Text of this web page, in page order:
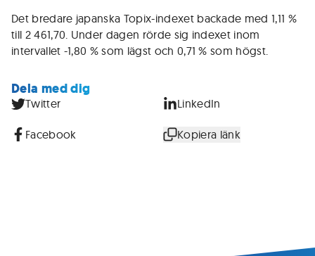
Det bredare japanska Topix-indexet backade med 1,11 %
till 2 461,70. Under dagen rörde sig indexet inom
intervallet -1,80 % som lägst och 0,71 % som högst.
Dela med dig
Twitter LinkedIn
Facebook Kopiera länk